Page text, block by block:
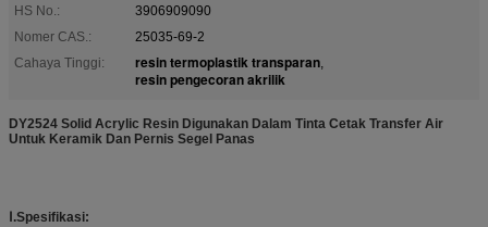
HS No.:
3906909090
Nomer CAS.:
25035-69-2
Cahaya Tinggi:
resin termoplastik transparan,
resin pengecoran akrilik
DY2524 Solid Acrylic Resin Digunakan Dalam Tinta Cetak Transfer Air
Untuk Keramik Dan Pernis Segel Panas
Ⅰ.Spesifikasi: